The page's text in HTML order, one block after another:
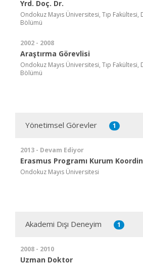
Yrd. Doç. Dr.
Ondokuz Mayıs Üniversitesi, Tıp Fakültesi,
Bölümü
2002 - 2008
Araştırma Görevlisi
Ondokuz Mayıs Üniversitesi, Tıp Fakültesi,
Bölümü
Yönetimsel Görevler 1
2013 - Devam Ediyor
Erasmus Programı Kurum
Ondokuz Mayıs Üniversitesi
Akademi Dışı Deneyim 1
2008 - 2010
Uzman Doktor